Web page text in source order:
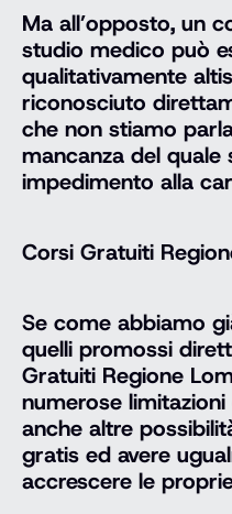
Ma all’opposto, un
studio medico può
qualitativamente
riconosciuto
che non stiamo
mancanza del quale
impedimento alla
Corsi Gratuiti
Se come abbiamo
quelli promossi
Gratuiti Regione
numerose
anche altre
gratis ed avere
accrescere le